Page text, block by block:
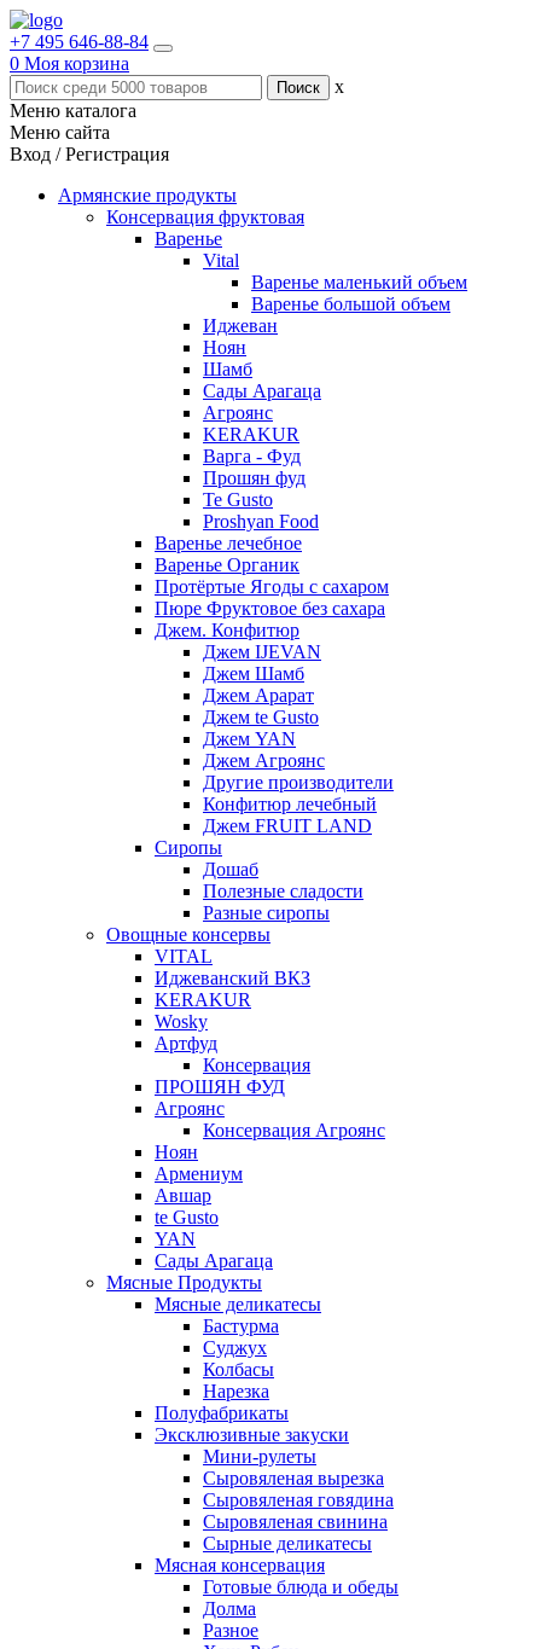
+7 495 646-88-84
0 Моя корзина
x
Меню каталога
Меню сайта
Вход / Регистрация
Армянские продукты
Консервация фруктовая
Варенье
Vital
Варенье маленький объем
Варенье большой объем
Иджеван
Ноян
Шамб
Сады Арагаца
Агроянс
KERAKUR
Варга - Фуд
Прошян фуд
Te Gusto
Proshyan Food
Варенье лечебное
Варенье Органик
Протёртые Ягоды с сахаром
Пюре Фруктовое без сахара
Джем. Конфитюр
Джем IJEVAN
Джем Шамб
Джем Арарат
Джем te Gusto
Джем YAN
Джем Агроянс
Другие производители
Конфитюр лечебный
Джем FRUIT LAND
Сиропы
Дошаб
Полезные сладости
Разные сиропы
Овощные консервы
VITAL
Иджеванский ВКЗ
KERAKUR
Wosky
Артфуд
Консервация
ПРОШЯН ФУД
Агроянс
Консервация Агроянс
Ноян
Армениум
Авшар
te Gusto
YAN
Сады Арагаца
Мясные Продукты
Мясные деликатесы
Бастурма
Суджух
Колбасы
Нарезка
Полуфабрикаты
Эксклюзивные закуски
Мини-рулеты
Сыровяленая вырезка
Сыровяленая говядина
Сыровяленая свинина
Сырные деликатесы
Мясная консервация
Готовые блюда и обеды
Долма
Разное